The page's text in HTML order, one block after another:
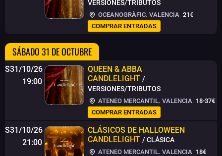
VERSIONES/TRIBUTOS
OCEANOGRÀFIC. VALENCIA 21€
COMPRAR ENTRADAS
SÁBADO 31 DE OCTUBRE
S31/10/26
19:00
QUEEN & ABBA
CANDLELIGHT /
VERSIONES/TRIBUTOS
ATENEO MERCANTIL. VALENCIA 18-37€
COMPRAR ENTRADAS
S31/10/26
21:00
CLÁSICOS DE HALLOWEEN
CANDLELIGHT / CLÁSICA
ATENEO MERCANTIL. VALENCIA 18€